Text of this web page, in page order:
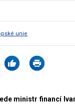
unie
ministr financí